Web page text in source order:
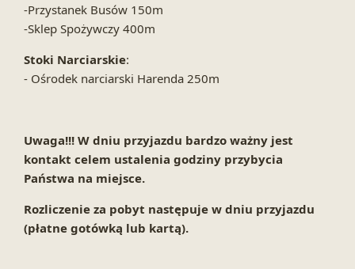
-Przystanek Busów 150m
-Sklep Spożywczy 400m
Stoki Narciarskie:
- Ośrodek narciarski Harenda 250m
Uwaga!!! W dniu przyjazdu bardzo ważny jest
kontakt celem ustalenia godziny przybycia
Państwa na miejsce.
Rozliczenie za pobyt następuje w dniu przyjazdu
(płatne gotówką lub kartą).